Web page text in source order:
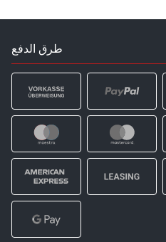
طرق الدفع